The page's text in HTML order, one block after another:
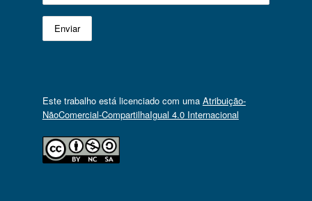
Este trabalho está licenciado com uma Atribuição-
NãoComercial-CompartilhaIgual 4.0 Internacional